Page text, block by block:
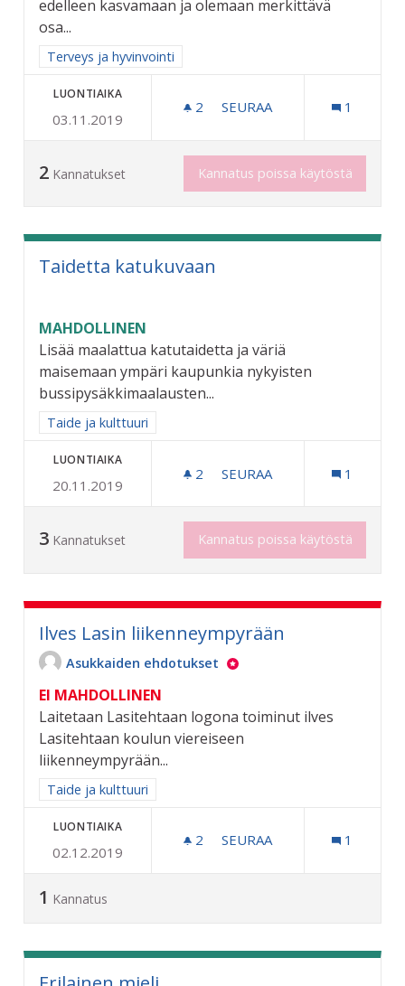
edelleen kasvamaan ja olemaan merkittävä
osa...
Rajaa tulokset aihepiirin mukaan: Terveys ja hyvinvointi
Terveys ja hyvinvointi
LUONTIAIKA
03.11.2019
2 2 SEURAAJAA
SEURAA 1
2 Kannatukset Kannatus poissa käytöstä
Taidetta katukuvaan
MAHDOLLINEN
Lisää maalattua katutaidetta ja väriä
maisemaan ympäri kaupunkia nykyisten
bussipysäkkimaalausten...
Rajaa tulokset aihepiirin mukaan: Taide ja kulttuuri
Taide ja kulttuuri
LUONTIAIKA
20.11.2019
2 2 SEURAAJAA
SEURAA 1
3 Kannatukset Kannatus poissa käytöstä
Ilves Lasin liikenneympyrään
Asukkaiden ehdotukset
EI MAHDOLLINEN
Laitetaan Lasitehtaan logona toiminut ilves
Lasitehtaan koulun viereiseen
liikenneympyrään...
Rajaa tulokset aihepiirin mukaan: Taide ja kulttuuri
Taide ja kulttuuri
LUONTIAIKA
02.12.2019
2 2 SEURAAJAA
SEURAA 1
1 Kannatus